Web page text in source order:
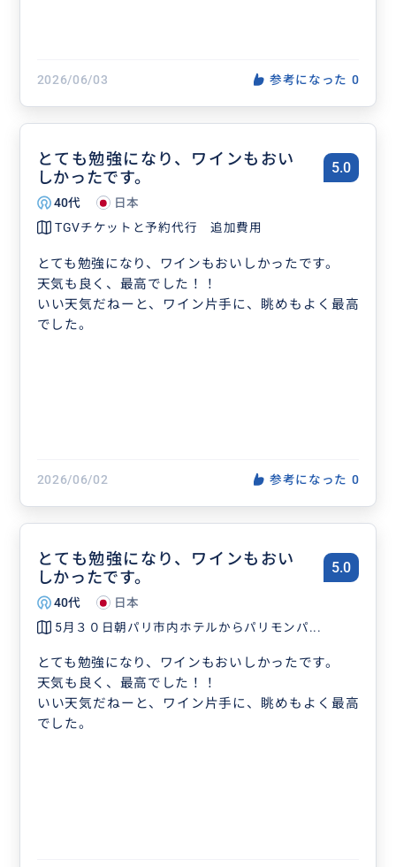
2026/06/03 参考になった 0
とても勉強になり、ワインもおい
しかったです。
5.0
40代
日本
TGVチケットと予約代行 追加費用
とても勉強になり、ワインもおいしかったです。
天気も良く、最高でした！！
いい天気だねーと、ワイン片手に、眺めもよく最高
でした。
2026/06/02 参考になった 0
とても勉強になり、ワインもおい
しかったです。
5.0
40代
日本
5月３０日朝パリ市内ホテルからパリモンパ...
とても勉強になり、ワインもおいしかったです。
天気も良く、最高でした！！
いい天気だねーと、ワイン片手に、眺めもよく最高
でした。